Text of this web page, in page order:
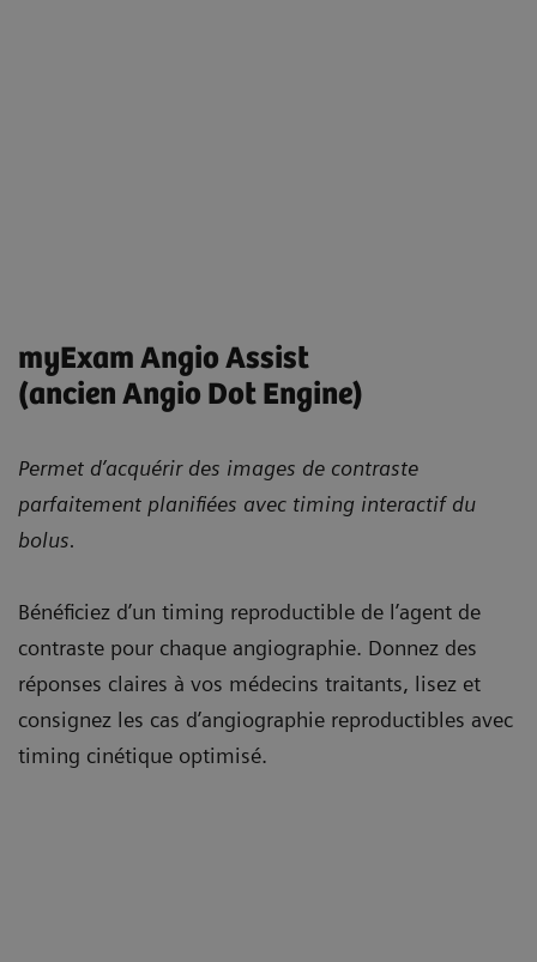
myExam Angio Assist
(ancien Angio Dot Engine)
Permet d’acquérir des images de contraste
parfaitement planifiées avec timing interactif du
bolus.
Bénéficiez d’un timing reproductible de l’agent de
contraste pour chaque angiographie. Donnez des
réponses claires à vos médecins traitants, lisez et
consignez les cas d’angiographie reproductibles avec
timing cinétique optimisé.